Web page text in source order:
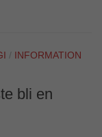
/ INFORMATION
bli en